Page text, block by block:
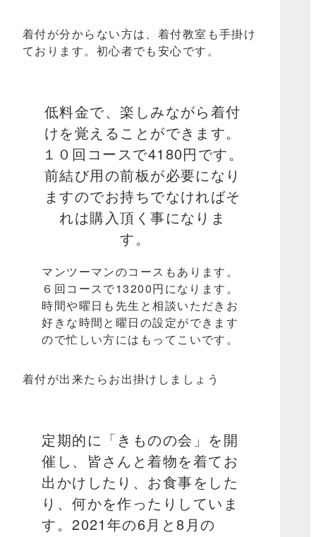
着付が分からない方は、着付教室も手掛け
ております。初心者でも安心です。
低料金で、楽しみながら着付
けを覚えることができます。
１０回コースで4180円です。
前結び用の前板が必要になり
ますのでお持ちでなければそ
れは購入頂く事になりま
す。
マンツーマンのコースもあります。
６回コースで13200円になります。
時間や曜日も先生と相談いただきお
好きな時間と曜日の設定ができます
ので忙しい方にはもってこいです。
着付が出来たらお出掛けしましょう
定期的に「きものの会」を開
催し、皆さんと着物を着てお
出かけしたり、お食事をした
り、何かを作ったりしていま
す。2021年の6月と8月の